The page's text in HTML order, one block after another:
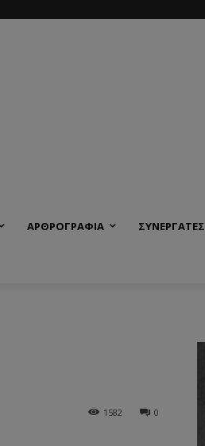
ΑΡΘΡΟΓΡΑΦΙΑ ΣΥΝΕΡΓΑΤΕΣ
0
1582